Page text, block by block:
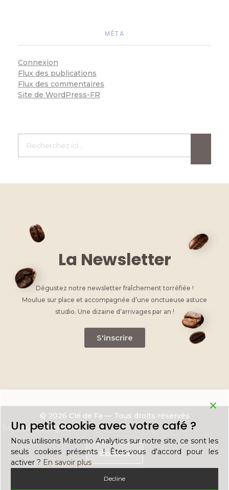
MÉTA
Connexion
Flux des publications
Flux des commentaires
Site de WordPress-FR
La Newsletter
Dégustez notre newsletter fraîchement torréfiée !
Moulue sur place et accompagnée d’une onctueuse astuce
studio. Une dizaine d’arrivages par an !
S'inscrire
© 2026 Clé de Fa — Tous droits réservés
Mentions légales
Contact
Un petit cookie avec votre café ?
Nous utilisons Matomo Analytics sur notre site, ce sont les
seuls cookies présents ! Êtes-vous d'accord pour les
activer ? En savoir plus
Decline